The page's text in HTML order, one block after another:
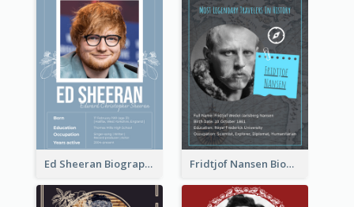
Ed Sheeran Biography Fridtjof Nansen Biography